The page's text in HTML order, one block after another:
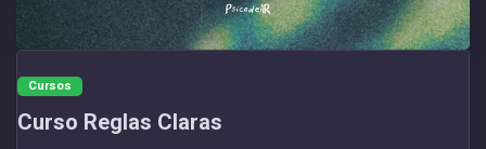
Cursos
Curso Reglas Claras